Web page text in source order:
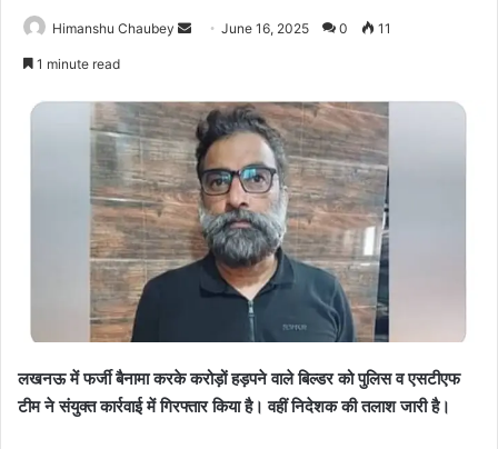
Himanshu Chaubey June 16, 2025 0 11
1 minute read
लखनऊ में फर्जी बैनामा करके करोड़ों हड़पने वाले बिल्डर को पुलिस व एसटीएफ
टीम ने संयुक्त कार्रवाई में गिरफ्तार किया है। वहीं निदेशक की तलाश जारी है।